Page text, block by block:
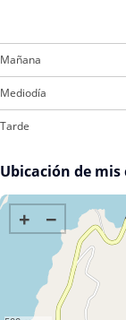
Mañana
Mediodía
Tarde
Ubicación de mis
+ −